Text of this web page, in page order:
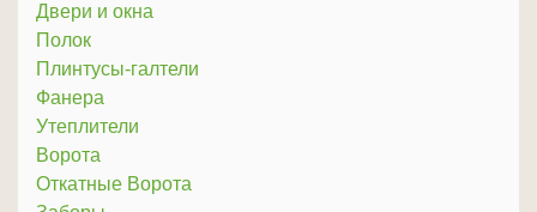
Двери и окна
Полок
Плинтусы-галтели
Фанера
Утеплители
Ворота
Откатные Ворота